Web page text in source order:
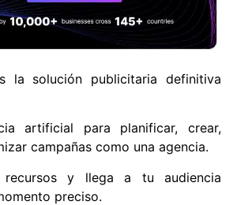
la solución publicitaria definitiva
artificial para planificar, crear,
campañas como una agencia.
recursos y llega a tu audiencia
preciso.